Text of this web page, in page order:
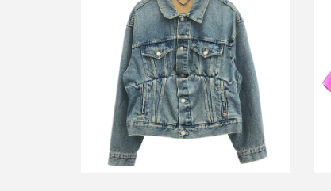
バレンシアガ 16AW スウィングデニム
ジャケット 446443 TSB06
買取金額18,000円
詳しく見る